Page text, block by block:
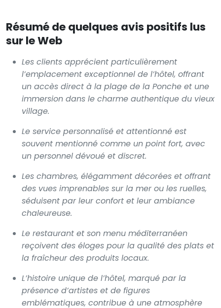
Résumé de quelques avis positifs lus
sur le Web
Les clients apprécient particulièrement
l’emplacement exceptionnel de l’hôtel, offrant
un accès direct à la plage de la Ponche et une
immersion dans le charme authentique du vieux
village.
Le service personnalisé et attentionné est
souvent mentionné comme un point fort, avec
un personnel dévoué et discret.
Les chambres, élégamment décorées et offrant
des vues imprenables sur la mer ou les ruelles,
séduisent par leur confort et leur ambiance
chaleureuse.
Le restaurant et son menu méditerranéen
reçoivent des éloges pour la qualité des plats et
la fraîcheur des produits locaux.
L’histoire unique de l’hôtel, marqué par la
présence d’artistes et de figures
emblématiques, contribue à une atmosphère